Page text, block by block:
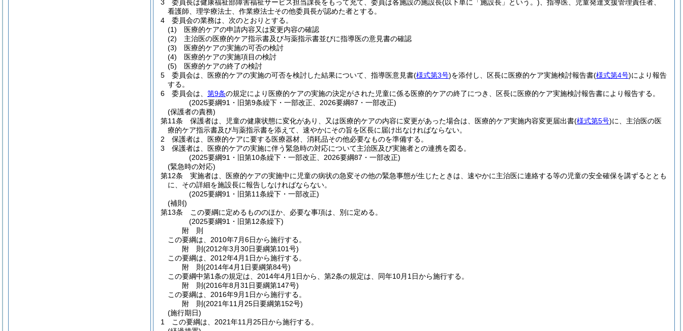
3
委員長は健康福祉部障害福祉サービス担当課長をもって充て、委員は各施設の施設長(以下単に「施設長」という。) 、指導医、児童発達支援管理責任者、
看護師、理学療法士、作業療法士その他委員長が認めた者とする。
4
委員会の業務は、次のとおりとする。
(1)
医療的ケアの申請内容又は変更内容の確認
(2)
主治医の医療的ケア指示書及び与薬指示書並びに指導医の意見書の確認
(3)
医療的ケアの実施の可否の検討
(4)
医療的ケアの実施項目の検討
(5)
医療的ケアの終了の検討
5
委員会は、医療的ケアの実施の可否を検討した結果について、指導医意見書(様式第3号)を添付し、区長に医療的ケア実施検討報告書(様式第4号)により報告
する。
6
委員会は、 第9条の規定により医療的ケアの実施の決定がされた児童に係る医療的ケアの終了につき、区長に医療的ケア実施検討報告書により報告する。
(2025要綱91・旧第9条繰下・一部改正、2026要綱87・一部改正)
(保護者の責務)
第11条
保護者は、児童の健康状態に変化があり、又は医療的ケアの内容に変更があった場合は、医療的ケア実施内容変更届出書(様式第5号)に、主治医の医
療的ケア指示書及び与薬指示書を添えて、速やかにその旨を区長に届け出なければならない。
2
保護者は、医療的ケアに要する医療器材、消耗品その他必要なものを準備する。
3
保護者は、医療的ケアの実施に伴う緊急時の対応について主治医及び実施者との連携を図る。
(2025要綱91・旧第10条繰下・一部改正、2026要綱87・一部改正)
(緊急時の対応)
第12条
実施者は、医療的ケアの実施中に児童の病状の急変その他の緊急事態が生じたときは、速やかに主治医に連絡する等の児童の安全確保を講ずるととも
に、その詳細を施設長に報告しなければならない。
(2025要綱91・旧第11条繰下・一部改正)
(補則)
第13条
この要綱に定めるもののほか、必要な事項は、別に定める。
(2025要綱91・旧第12条繰下)
附 則
この要綱は、2010年7月6日から施行する。
附 則(2012年3月30日要綱第101号)
この要綱は、2012年4月1日から施行する。
附 則(2014年4月1日要綱第84号)
この要綱中第1条の規定は、2014年4月1日から、第2条の規定は、同年10月1日から施行する。
附 則(2016年8月31日要綱第147号)
この要綱は、2016年9月1日から施行する。
附 則(2021年11月25日要綱第152号)
(施行期日)
1
この要綱は、2021年11月25日から施行する。